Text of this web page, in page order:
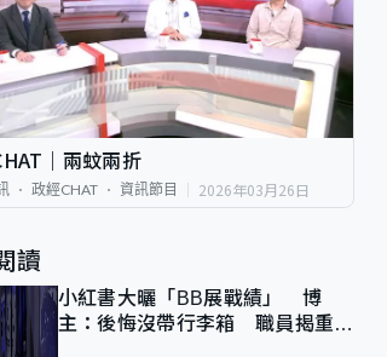
｜兩蚊兩折
政經CHAT 資訊節目 2026年03月26日
讀
小紅書大曬「BB展戰績」 博
主：後悔沒帶行李箱 職員揭重複